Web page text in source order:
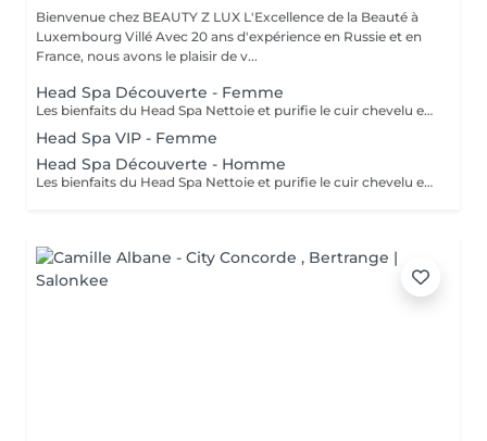
Bienvenue chez BEAUTY Z LUX L'Excellence de la Beauté à
Luxembourg Villé Avec 20 ans d'expérience en Russie et en
France, nous avons le plaisir de v...
Head Spa Découverte - Femme
Les bienfaits du Head Spa Nettoie et purifie le cuir chevelu en profondeur. Stimule la circulation sanguine et favorise la pousse des cheveux. Relâche les tensions du cuir chevelu, de la nuque et des épaules. Offre une relaxation profonde, réduit le stress et apaise l'esprit. Rend les cheveux plus brillants, légers et revitalisés. Résultat : un cuir chevelu sain, des cheveux éclatants et une sensation de bien-être total. Le soin commence par un diagnostic rapide du cuir chevelu afin de choisir les produits adaptés. Ensuite, vous vous installez confortablement, et un massage relaxant du cuir chevelu, de la nuque et des épaules est réalisé avec des gestes doux et apaisants. Un nettoyage en profondeur et une hydratation sont appliqués pour purifier et nourrir le cuir chevelu. Tout au long du soin, vous ressentez une détente totale, et à la fin vos cheveux sont légers, brillants et revitalisés. The Benefits of a Head Spa Deeply cleanses and purifies the scalp. Stimulates blood circulation and encourages healthy hair growth. Releases tension in the scalp, neck, and shoulders. Provides deep relaxation, reduces stress, and calms the mind. Leaves hair shinier, lighter, and revitalized. Result: a healthy scalp, radiant hair, and a complete sense of well-being. The treatment starts with a quick scalp analysis to select the right products for your needs. You then lie back comfortably while enjoying a relaxing massage of the scalp, neck, and shoulders with gentle, soothing movements. A deep cleansing and hydration ritual is applied to purify and nourish the scalp. Throughout the session, you experience total relaxation, and afterwards your hair feels light, shiny, and revitalized.
Head Spa VIP - Femme
Head Spa Découverte - Homme
Les bienfaits du Head Spa Nettoie et purifie le cuir chevelu en profondeur.Stimule la circulation sanguine et favorise la pousse des cheveux. Relâche les tensions du cuir chevelu, de la nuque et des épaules. Offre une relaxation profonde, réduit le stress et apaise l'esprit. Rend les cheveux plus brillants, légers et revitalisés. Résultat : un cuir chevelu sain, des cheveux éclatants et une sensation de bien-être total. Le soin commence par un diagnostic rapide du cuir chevelu afin de choisir les produits adaptés. Ensuite, vous vous installez confortablement, et un massage relaxant du cuir chevelu, de la nuque et des épaules est réalisé avec des gestes doux et apaisants. Un nettoyage en profondeur et une hydratation sont appliqués pour purifier et nourrir le cuir chevelu. Tout au long du soin, vous ressentez une détente totale, et à la fin vos cheveux sont légers, brillants et revitalisés. The Benefits of a Head Spa Deeply cleanses and purifies the scalp. Stimulates blood circulation and encourages healthy hair growth. Releases tension in the scalp, neck, and shoulders. Provides deep relaxation, reduces stress, and calms the mind. Leaves hair shinier, lighter, and revitalized. Result: a healthy scalp, radiant hair, and a complete sense of well-being. The treatment starts with a quick scalp analysis to select the right products for your needs. You then lie back comfortably while enjoying a relaxing massage of the scalp, neck, and shoulders with gentle, soothing movements. A deep cleansing and hydration ritual is applied to purify and nourish the scalp. Throughout the session, you experience total relaxation, and afterwards your hair feels light, shiny, and revitalized.